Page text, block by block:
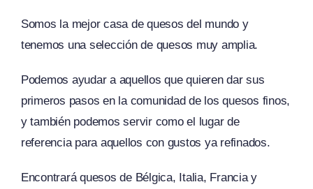
Somos la mejor casa de quesos del mundo y
tenemos una selección de quesos muy amplia.
Podemos ayudar a aquellos que quieren dar sus
primeros pasos en la comunidad de los quesos finos,
y también podemos servir como el lugar de
referencia para aquellos con gustos ya refinados.
Encontrará quesos de Bélgica, Italia, Francia y